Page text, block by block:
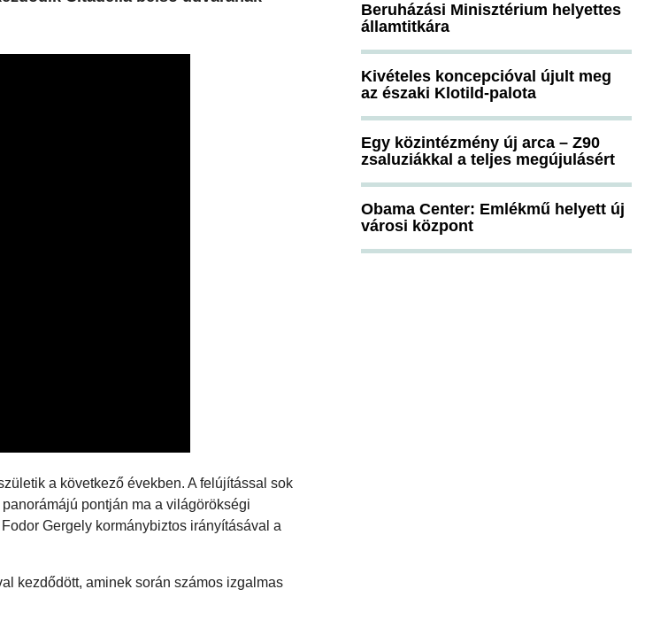
a következő években. A felújítással sok
pontján ma a világörökségi
Gergely kormánybiztos irányításával a
kezdődött, aminek során számos izgalmas
Beruházási Minisztérium helyettes
államtitkára
Kivételes koncepcióval újult meg
az északi Klotild-palota
Egy közintézmény új arca – Z90
zsaluziákkal a teljes megújulásért
Obama Center: Emlékmű helyett új
városi központ